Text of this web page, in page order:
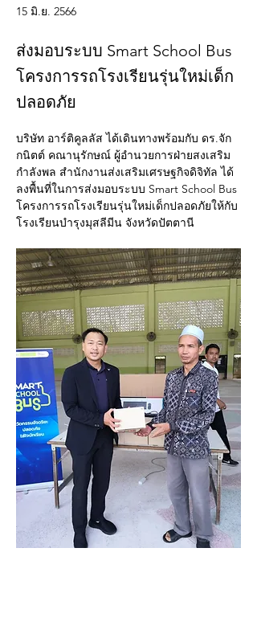
15 มิ.ย. 2566
ส่งมอบระบบ Smart School Bus
โครงการรถโรงเรียนรุ่นใหม่เด็ก
ปลอดภัย
บริษัท อาร์ติคูลลัส ได้เดินทางพร้อมกับ ดร.จัก
กนิตต์ คณานุรักษณ์ ผู้อำนวยการฝ่ายสงเสริม
กำลังพล สำนักงานส่งเสริมเศรษฐกิจดิจิทัล ได้
ลงพื้นที่ในการส่งมอบระบบ Smart School Bus
โครงการรถโรงเรียนรุ่นใหม่เด็กปลอดภัยให้กับ
โรงเรียนบำรุงมุสลีมีน จังหวัดปัตตานี